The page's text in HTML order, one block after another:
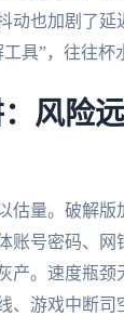
动也加剧了延
具”，往往杯
风险
估量。破解版
账号密码、网
产。速度瓶颈
、游戏中断司